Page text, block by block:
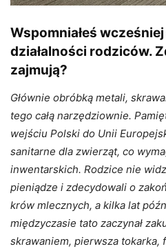
Wspomniałeś
działalności rodziców.
zajmują?
Głównie obróbką metali,
tego całą narzędziownie.
wejściu Polski do Unii
sanitarne dla zwierząt, co
inwentarskich. Rodzice nie
pieniądze i zdecydowali o
krów mlecznych, a kilka lat
międzyczasie tato zaczynał
skrawaniem, pierwsza tokarka,